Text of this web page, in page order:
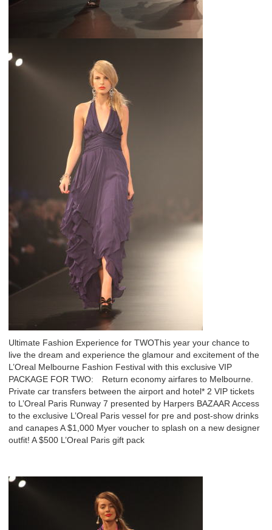
Ultimate Fashion Experience for TWOThis year your chance to
live the dream and experience the glamour and excitement of the
L’Oreal Melbourne Fashion Festival with this exclusive VIP
PACKAGE FOR TWO: Return economy airfares to Melbourne.
Private car transfers between the airport and hotel* 2 VIP tickets
to L’Oreal Paris Runway 7 presented by Harpers BAZAAR Access
to the exclusive L’Oreal Paris vessel for pre and post-show drinks
and canapes A $1,000 Myer voucher to splash on a new designer
outfit! A $500 L’Oreal Paris gift pack